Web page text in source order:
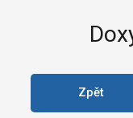
Zpět